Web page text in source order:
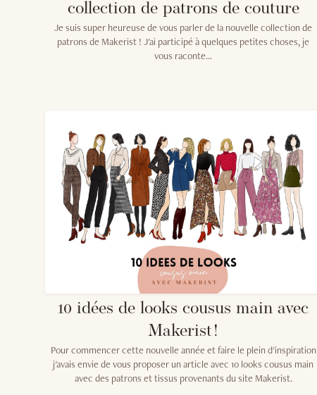
collection de patrons de couture
Je suis super heureuse de vous parler de la nouvelle collection de
patrons de Makerist ! J'ai participé à quelques petites choses, je
vous raconte...
10 idées de looks cousus main avec
Makerist !
Pour commencer cette nouvelle année et faire le plein d'inspiration
j'avais envie de vous proposer un article avec 10 looks cousus main
avec des patrons et tissus provenants du site Makerist.